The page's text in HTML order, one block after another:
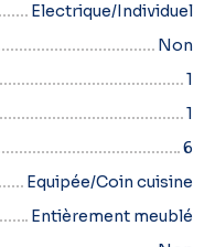
Electrique/Individuel
Non
1
1
6
Equipée/Coin cuisine
Entièrement meublé